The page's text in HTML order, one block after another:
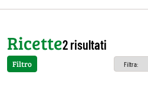
Ricette2 risultati
Filtro